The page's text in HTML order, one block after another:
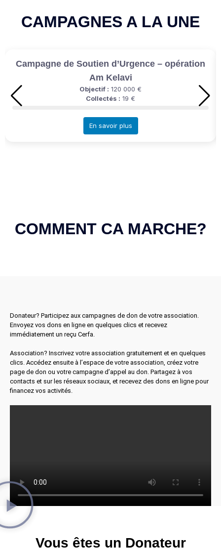
CAMPAGNES A LA UNE
Campagne de Soutien d’Urgence – opération
Am Kelavi
Objectif : 120 000 €
Collectés : 19 €
En savoir plus
COMMENT CA MARCHE?
Donateur? Participez aux campagnes de don de votre association.
Envoyez vos dons en ligne en quelques clics et recevez
immédiatement un reçu Cerfa.
Association? Inscrivez votre association gratuitement et en quelques
clics. Accédez ensuite à l’espace de votre association, créez votre
page de don ou votre campagne d’appel au don. Partagez à vos
contacts et sur les réseaux sociaux, et recevez des dons en ligne pour
financez vos activités.
Vous êtes un Donateur